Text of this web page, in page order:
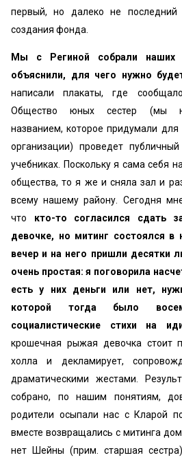
первый, но далеко не
создания фонда.
Мы с Региной
собрали
объяснили, для чего нужно
написали плакаты, где
Общество юных сестер (мы
названием, которое придумали
организации) проведет
учебниках. Поскольку я сама себя
общества, то я же и сняла зал и
всему нашему району. Сегодня
что кто-то согласился сдать
девочке, но митинг состоялся в
вечер и на него пришли десятки
очень простая: я поговорила
есть у них деньги или нет,
которой тогда было
социалистические стихи на
крошечная рыжая девочка стоит
холла и декламирует,
драматическими жестами.
собрано, по нашим понятиям,
родители осыпали нас с Кларой
вместе возвращались с митинга
нет Шейны (прим. старшая